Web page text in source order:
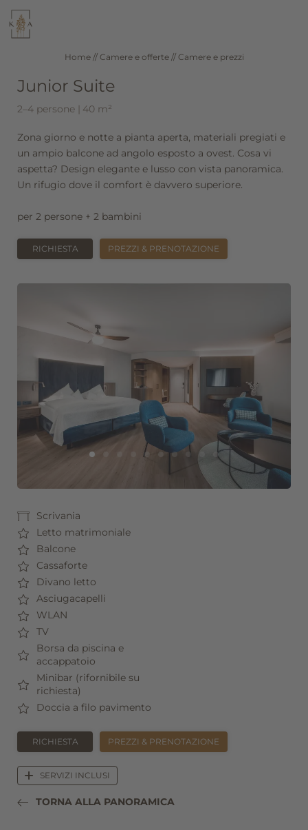
Hotel
Wellness
Servizi inclusi
Richiesta
Prenotazione
Seefeld in Tirolo
Buoni regalo
EN
Home // Camere e offerte // Camere e prezzi
Junior Suite
2–4 persone | 40 m²
Zona giorno e notte a pianta aperta, materiali pregiati e
un ampio balcone ad angolo esposto a ovest. Cosa vi
aspetta? Design elegante e lusso con vista panoramica.
Un rifugio dove il comfort è davvero superiore.
per 2 persone + 2 bambini
RICHIESTA PREZZI & PRENOTAZIONE
Scrivania
Letto matrimoniale
Balcone
Cassaforte
Divano letto
Asciugacapelli
WLAN
TV
Borsa da piscina e
accappatoio
Minibar (rifornibile su
richiesta)
Doccia a filo pavimento
RICHIESTA PREZZI & PRENOTAZIONE
SERVIZI INCLUSI
TORNA ALLA PANORAMICA
Registrazione alla newsletter